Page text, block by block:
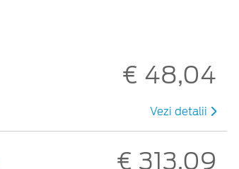
€ 48,04
Vezi detalii
€ 313,09